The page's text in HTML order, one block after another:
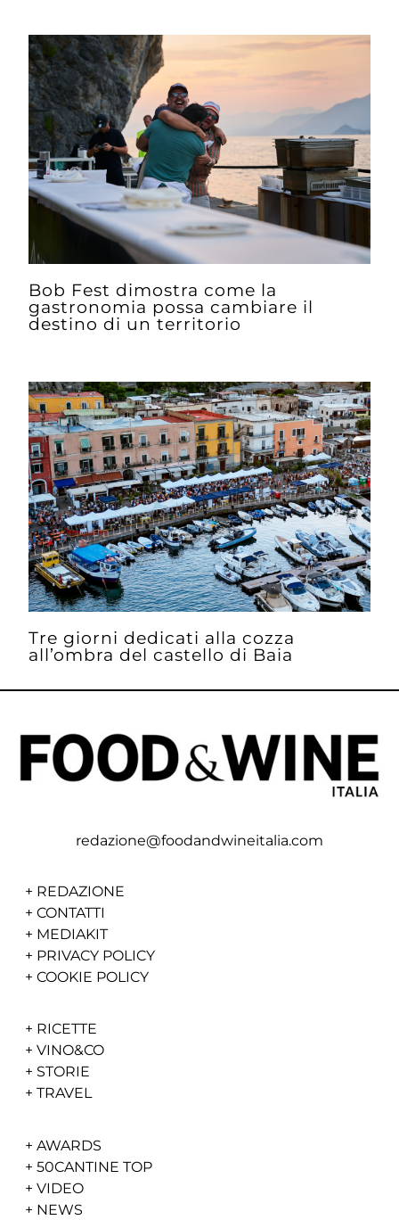
Bob Fest dimostra come la
gastronomia possa cambiare il
destino di un territorio
Tre giorni dedicati alla cozza
all’ombra del castello di Baia
redazione@foodandwineitalia.com
+ REDAZIONE
+ CONTATTI
+ MEDIAKIT
+ PRIVACY POLICY
+ COOKIE POLICY
+ RICETTE
+ VINO&CO
+ STORIE
+ TRAVEL
+ AWARDS
+ 50CANTINE TOP
+ VIDEO
+ NEWS